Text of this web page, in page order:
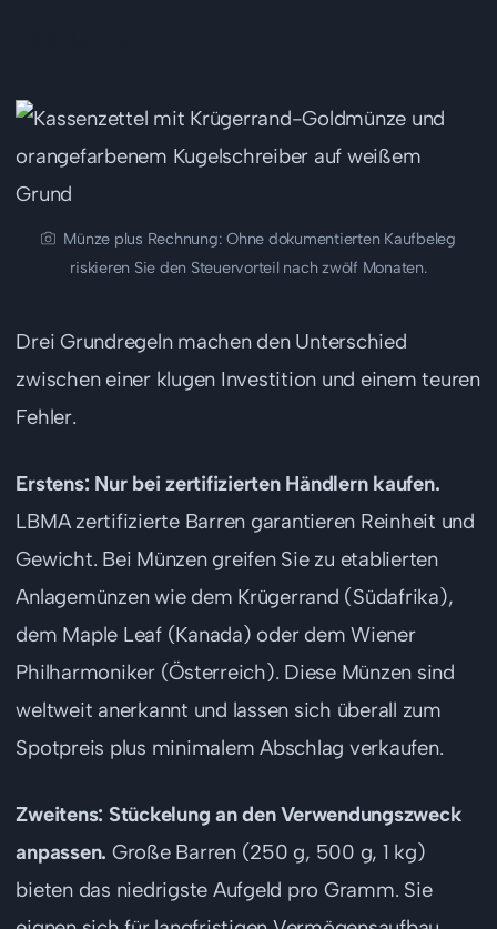
Münze plus Rechnung: Ohne dokumentierten Kaufbeleg
riskieren Sie den Steuervorteil nach zwölf Monaten.
Drei Grundregeln machen den Unterschied
zwischen einer klugen Investition und einem teuren
Fehler.
Erstens: Nur bei zertifizierten Händlern kaufen.
LBMA zertifizierte Barren garantieren Reinheit und
Gewicht. Bei Münzen greifen Sie zu etablierten
Anlagemünzen wie dem Krügerrand (Südafrika),
dem Maple Leaf (Kanada) oder dem Wiener
Philharmoniker (Österreich). Diese Münzen sind
weltweit anerkannt und lassen sich überall zum
Spotpreis plus minimalem Abschlag verkaufen.
Zweitens: Stückelung an den Verwendungszweck
anpassen. Große Barren (250 g, 500 g, 1 kg)
bieten das niedrigste Aufgeld pro Gramm. Sie